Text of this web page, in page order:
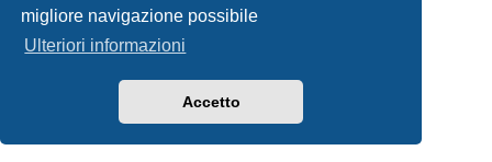
migliore navigazione possibile
Ulteriori informazioni
Accetto